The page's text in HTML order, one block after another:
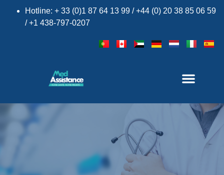
Hotline: + 33 (0)1 87 64 13 99 / +44 (0) 20 38 85 06 59
/ +1 438-797-0207